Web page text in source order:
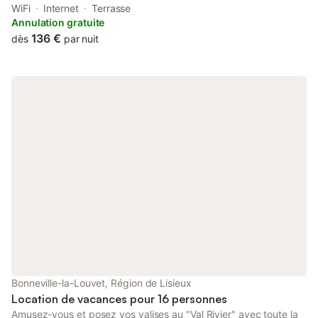
home offers free private parking, free shuttle service and free
WiFi.
WiFi Internet
Terrasse
Annulation gratuite
dès 136 € par nuit
Bonneville-la-Louvet, Région de Lisieux
Location de vacances pour 16 personnes
Amusez-vous et posez vos valises au "Val Rivier" avec toute la